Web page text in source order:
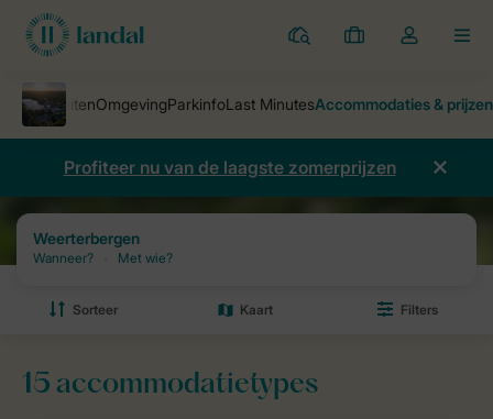
Parken
Mijn
Open
dropdown
mijn
account
Profiteer nu van de laagste zomerprijzen
Parken Weerterbergen